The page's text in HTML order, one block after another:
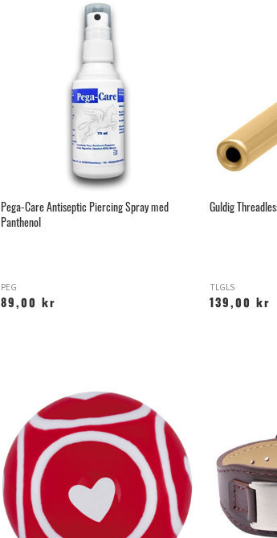
Pega-Care Antiseptic Piercing Spray med
Panthenol
PEG
89,00 kr
Guldig
TLGLS
139,00 kr